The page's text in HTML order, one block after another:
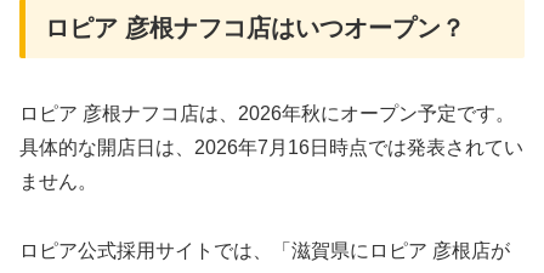
ロピア 彦根ナフコ店はいつオープン？
ロピア 彦根ナフコ店は、2026年秋にオープン予定です。
具体的な開店日は、2026年7月16日時点では発表されてい
ません。
ロピア公式採用サイトでは、「滋賀県にロピア 彦根店が